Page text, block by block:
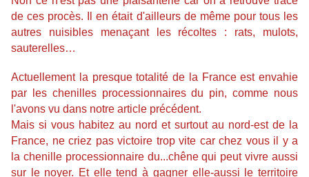
de ces procès.
Il en était d'ailleurs de même pour tous les
autres nuisibles menaçant les récoltes : rats, mulots,
sauterelles…
Actuellement la presque totalité de la France est envahie
par les chenilles processionnaires du pin, comme nous
l'avons vu dans notre article précédent.
Mais si vous habitez au nord et surtout au nord-est de la
France, ne criez pas victoire trop vite car chez vous il y a
la chenille processionnaire du...chênequi peut vivre aussi
sur le noyer. Et elle tend à gagner elle-aussi le territoire